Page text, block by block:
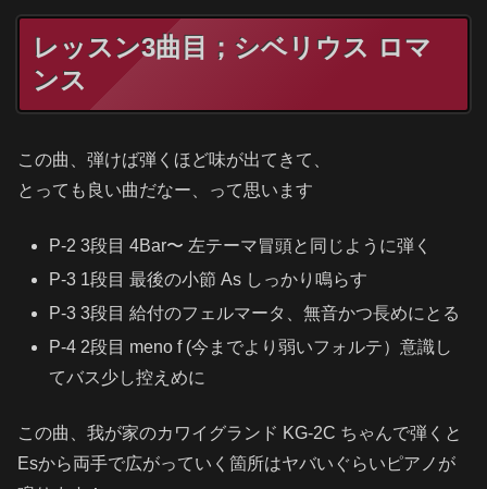
レッスン3曲目；シベリウス ロマ
ンス
この曲、弾けば弾くほど味が出てきて、
とっても良い曲だなー、って思います
P-2 3段目 4Bar〜 左テーマ冒頭と同じように弾く
P-3 1段目 最後の小節 As しっかり鳴らす
P-3 3段目 給付のフェルマータ、無音かつ長めにとる
P-4 2段目 meno f (今までより弱いフォルテ）意識し
てバス少し控えめに
この曲、我が家のカワイグランド KG-2C ちゃんで弾くと
Esから両手で広がっていく箇所はヤバいぐらいピアノが